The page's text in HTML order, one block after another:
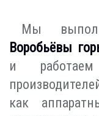
Мы
Воробьёвы
и
как